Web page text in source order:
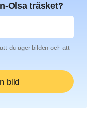
Olsa träsket?
du äger bilden och att
bild